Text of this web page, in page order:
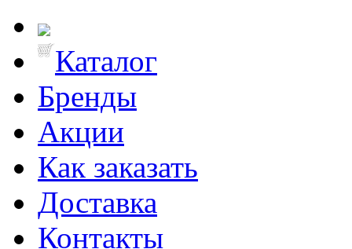
Каталог
Бренды
Акции
Как заказать
Доставка
Контакты